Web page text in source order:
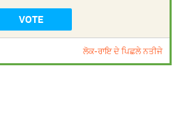
ਲੋਕ-ਰਾਇ ਦੇ ਪਿਛਲੇ ਨਤੀਜੇ